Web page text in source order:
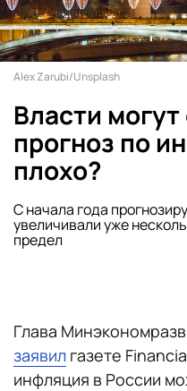
Alex Zarubi/Unsplash
Власти
прогноз по
плохо?
С начала года
увеличивали уже
предел
Глава
заявил газете
инфляция в России